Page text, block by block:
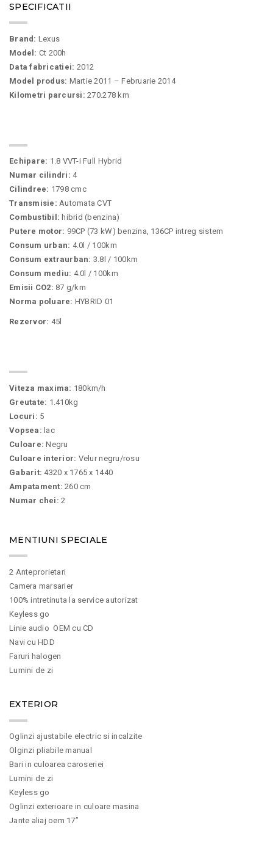
SPECIFICATII
Brand: Lexus
Model: Ct 200h
Data fabricatiei: 2012
Model produs: Martie 2011 – Februarie 2014
Kilometri parcursi: 270.278 km
Echipare: 1.8 VVT-i Full Hybrid
Numar cilindri: 4
Cilindree: 1798 cmc
Transmisie: Automata CVT
Combustibil: hibrid (benzina)
Putere motor: 99CP (73 kW) benzina, 136CP intreg sistem
Consum urban: 4.0l / 100km
Consum extraurban: 3.8l / 100km
Consum mediu: 4.0l / 100km
Emisii CO2: 87 g/km
Norma poluare: HYBRID 01
Rezervor: 45l
Viteza maxima: 180km/h
Greutate: 1.410kg
Locuri: 5
Vopsea:lac
Culoare:Negru
Culoare interior: Velur negru/rosu
Gabarit: 4320 x 1765 x 1440
Ampatament: 260 cm
Numar chei: 2
MENTIUNI SPECIALE
2 Anteprorietari
Camera marsarier
100% intretinuta la service autorizat
Keyless go
Linie audio OEM cu CD
Navi cu HDD
Faruri halogen
Lumini de zi
EXTERIOR
Oglinzi ajustabile electric si incalzite
Olginzi pliabile manual
Bari in culoarea caroseriei
Lumini de zi
Keyless go
Oglinzi exterioare in culoare masina
Jante aliaj oem 17”